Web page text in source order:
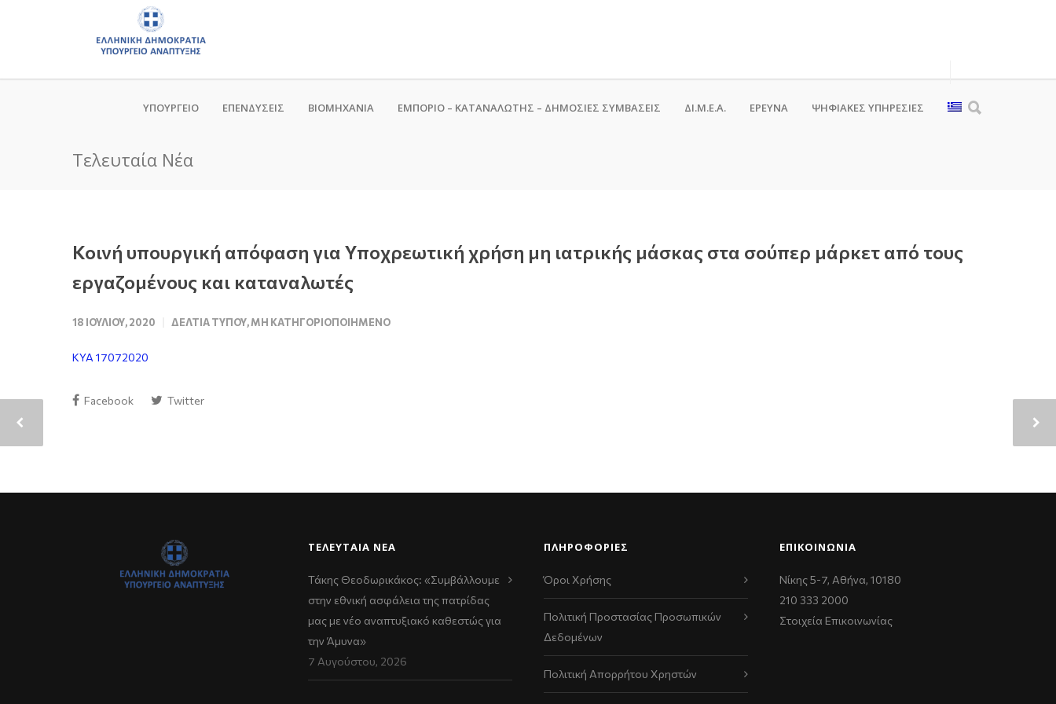
ΥΠΟΥΡΓΕΙΟ ΕΠΕΝΔΥΣΕΙΣ ΒΙΟΜΗΧΑΝΙΑ ΕΜΠΟΡΙΟ – ΚΑΤΑΝΑΛΩΤΗΣ – ΔΗΜΟΣΙΕΣ ΣΥΜΒΑΣΕΙΣ ΔΙ.Μ.Ε.Α. ΕΡΕΥΝΑ ΨΗΦΙΑΚΈΣ ΥΠΗΡΕΣΊΕΣ
Τελευταία Νέα
Κοινή υπουργική απόφαση για Yποχρεωτική χρήση μη ιατρικής μάσκας στα σούπερ μάρκετ από τους
εργαζομένους και καταναλωτές
18 ΙΟΥΛΊΟΥ, 2020 ΔΕΛΤΊΑ ΤΎΠΟΥ,ΜΗ ΚΑΤΗΓΟΡΙΟΠΟΙΗΜΈΝΟ
KYA 17072020
Facebook Twitter
ΤΕΛΕΥΤΑΊΑ ΝΈΑ
Τάκης Θεοδωρικάκος: «Συμβάλλουμε
στην εθνική ασφάλεια της πατρίδας
μας με νέο αναπτυξιακό καθεστώς για
την Άμυνα»
7 Αυγούστου, 2026
ΠΛΗΡΟΦΟΡΙΕΣ
Όροι Χρήσης
Πολιτική Προστασίας Προσωπικών
Δεδομένων
Πολιτική Απορρήτου Χρηστών
ΕΠΙΚΟΙΝΩΝΊΑ
Νίκης 5-7, Αθήνα, 10180
210 333 2000
Στοιχεία Επικοινωνίας